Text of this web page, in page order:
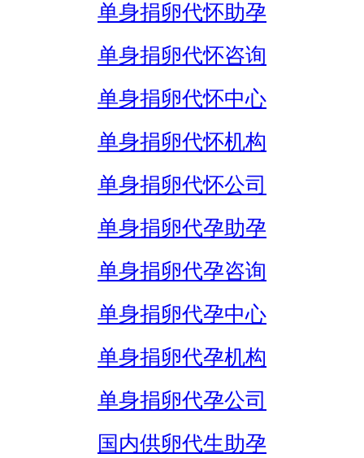
单身捐卵代怀助孕
单身捐卵代怀咨询
单身捐卵代怀中心
单身捐卵代怀机构
单身捐卵代怀公司
单身捐卵代孕助孕
单身捐卵代孕咨询
单身捐卵代孕中心
单身捐卵代孕机构
单身捐卵代孕公司
国内供卵代生助孕